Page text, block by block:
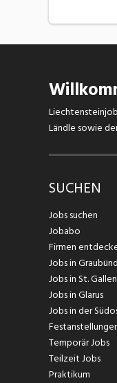
Ländle sowie
SUCHEN
Jobs suchen
Jobabo
Firmen
Jobs in
Jobs in St. Gallen
Jobs in Glarus
Jobs in der
Temporär Jobs
Teilzeit Jobs
Praktikum